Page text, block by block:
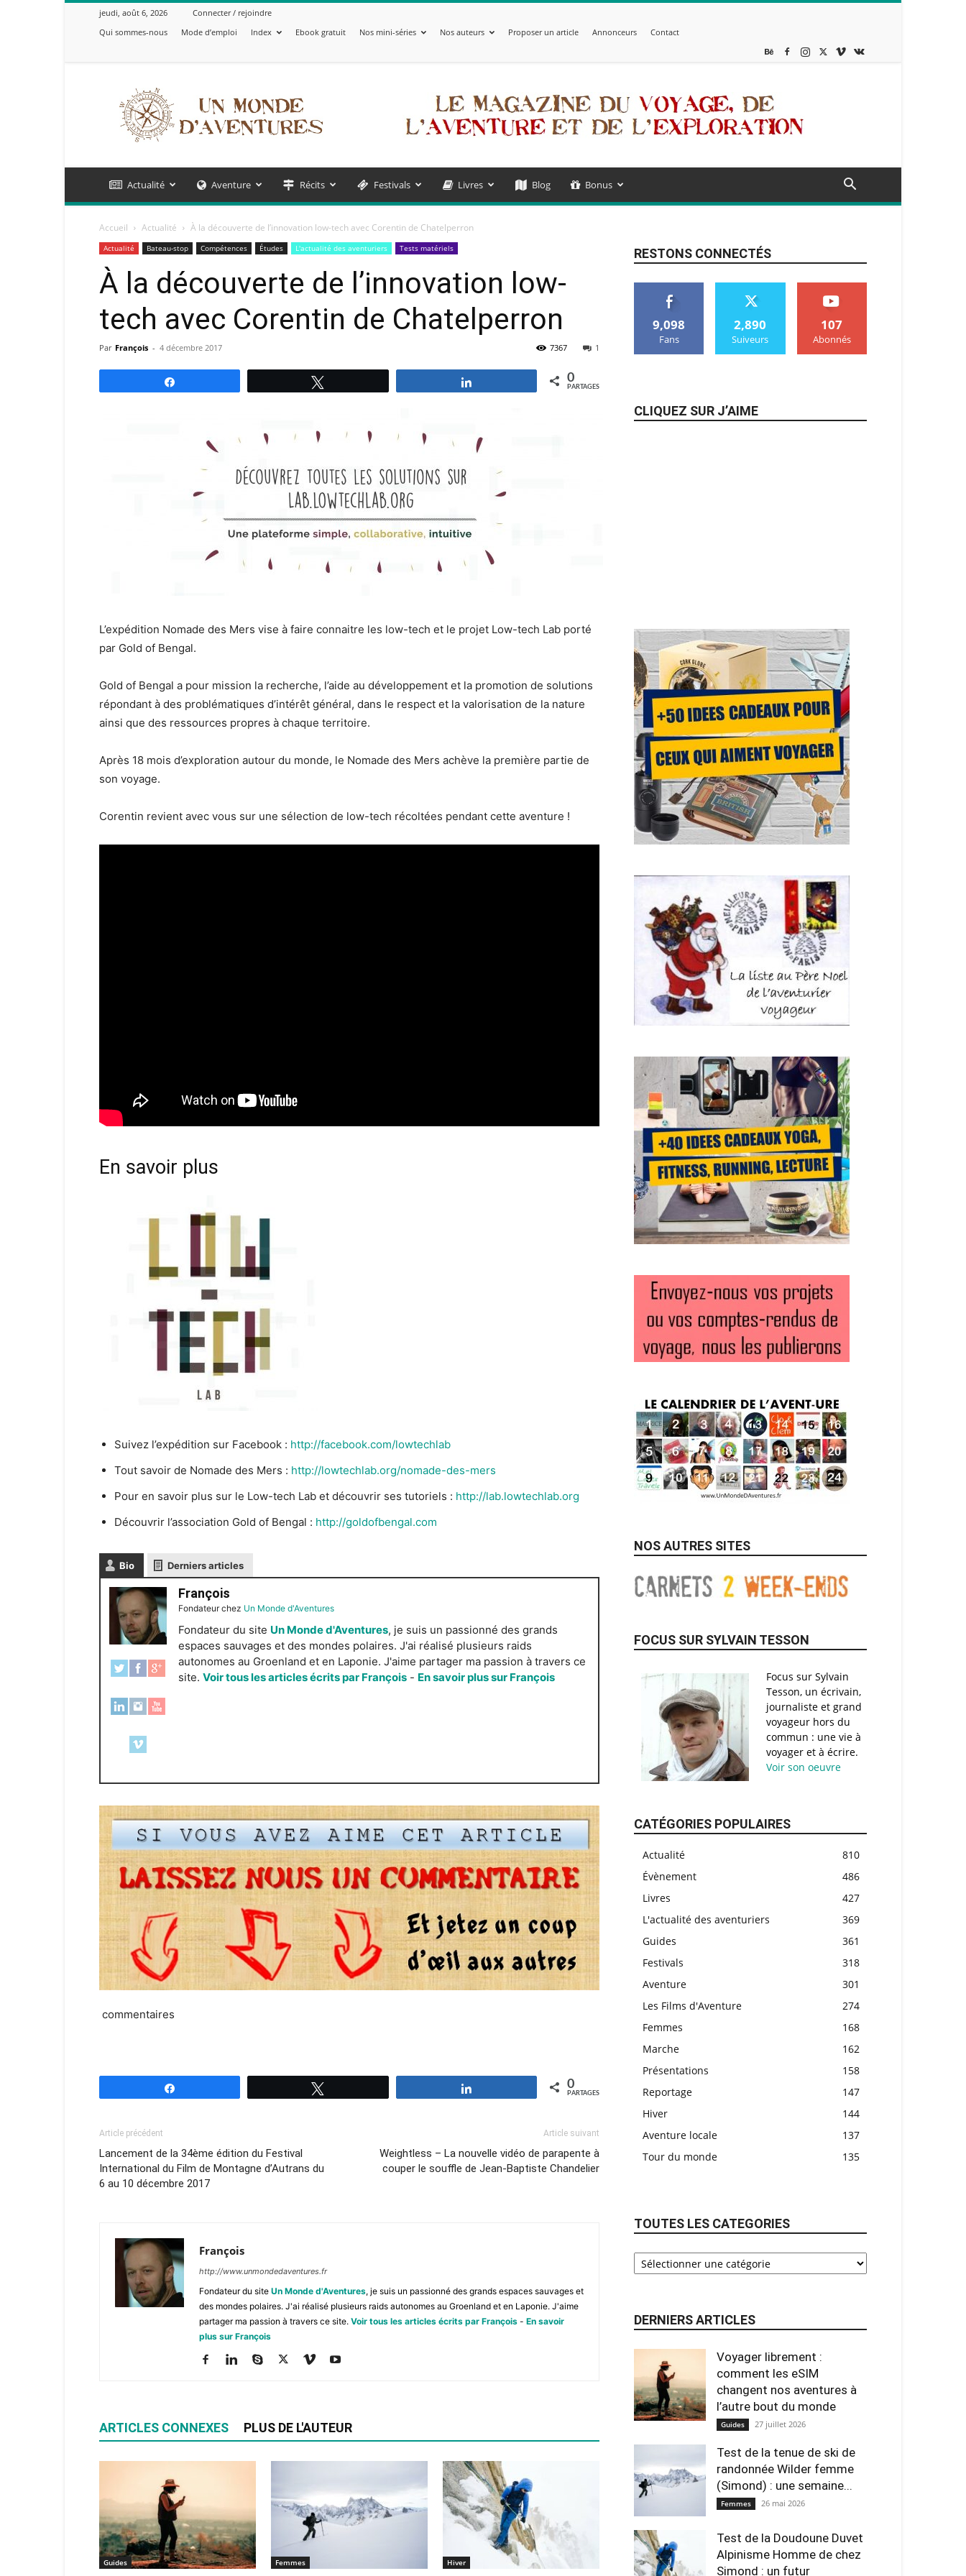
jeudi, août 6, 2026
Connecter / rejoindre
Qui sommes-nous
Mode d’emploi Index Ebook gratuit Nos mini-séries Nos auteurs Proposer un article Annonceurs Contact
Monde
d'Aventures
Actualité Aventure Récits Festivals Livres Blog Bonus
Accueil Actualité À la découverte de l’innovation low-tech avec Corentin de Chatelperron
Actualité Bateau-stop Compétences Études L'actualité des aventuriers Tests matériels
À la découverte de l’innovation low-
tech avec Corentin de Chatelperron
Par François - 4 décembre 2017 1
7367
0
PARTAGES
L’expédition Nomade des Mers vise à faire connaitre les low-tech et le projet Low-tech Lab porté
par Gold of Bengal.
Gold of Bengal a pour mission la recherche, l’aide au développement et la promotion de solutions
répondant à des problématiques d’intérêt général, dans le respect et la valorisation de la nature
ainsi que des ressources propres à chaque territoire.
Après 18 mois d’exploration autour du monde, le Nomade des Mers achève la première partie de
son voyage.
Corentin revient avec vous sur une sélection de low-tech récoltées pendant cette aventure !
En savoir plus
Suivez l’expédition sur Facebook : http://facebook.com/lowtechlab
Tout savoir de Nomade des Mers : http://lowtechlab.org/nomade-des-mers
Pour en savoir plus sur le Low-tech Lab et découvrir ses tutoriels : http://lab.lowtechlab.org
Découvrir l’association Gold of Bengal : http://goldofbengal.com
Bio Derniers articles
François
Fondateurchez Un Monde d'Aventures
Fondateur du site Un Monde d'Aventures, je suis un passionné des grands
espaces sauvages et des mondes polaires. J'ai réalisé plusieurs raids
autonomes au Groenland et en Laponie. J'aime partager ma passion à travers ce
site. Voir tous les articles écrits par François - En savoir plus sur François
commentaires
0
PARTAGES
Article précédent
Lancement de la 34ème édition du Festival
International du Film de Montagne d’Autrans du
6 au 10 décembre 2017
Article suivant
Weightless – La nouvelle vidéo de parapente à
couper le souffle de Jean-Baptiste Chandelier
François
http://www.unmondedaventures.fr
Fondateur du site Un Monde d'Aventures, je suis un passionné des grands espaces sauvages et
des mondes polaires. J'ai réalisé plusieurs raids autonomes au Groenland et en Laponie. J'aime
partager ma passion à travers ce site. Voir tous les articles écrits par François - En savoir
plus sur François
ARTICLES CONNEXES PLUS DE L'AUTEUR
Guides Femmes Hiver
RESTONS CONNECTÉS
9,098
Fans
2,890
Suiveurs
107
Abonnés
CLIQUEZ SUR J’AIME
NOS AUTRES SITES
FOCUS SUR SYLVAIN TESSON
Focus sur Sylvain
Tesson, un écrivain,
journaliste et grand
voyageur hors du
commun : une vie à
voyager et à écrire.
Voir son oeuvre
CATÉGORIES POPULAIRES
Actualité
810
Évènement
486
Livres
427
L'actualité des aventuriers
369
Guides
361
Festivals
318
Aventure
301
Les Films d'Aventure
274
Femmes
168
Marche
162
Présentations
158
Reportage
147
Hiver
144
Aventure locale
137
Tour du monde
135
TOUTES LES CATEGORIES
DERNIERS ARTICLES
Voyager librement :
comment les eSIM
changent nos aventures à
l’autre bout du monde
Guides 27 juillet 2026
Test de la tenue de ski de
randonnée Wilder femme
(Simond) : une semaine...
Femmes 26 mai 2026
Test de la Doudoune Duvet
Alpinisme Homme de chez
Simond : un futur